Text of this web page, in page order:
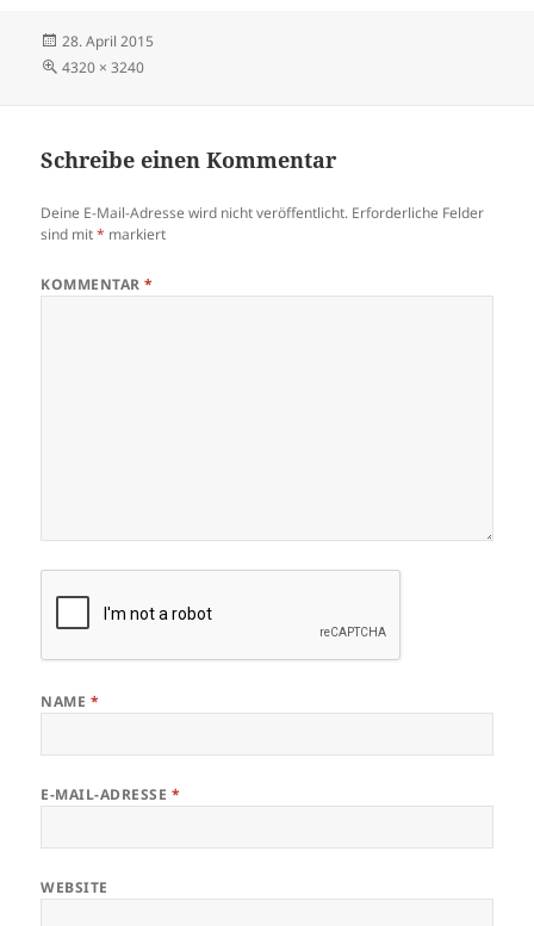
Veröffentlicht
am
28. April 2015
Volle
4320 × 3240
Schreibe einen Kommentar
Deine E-Mail-Adresse wird nicht veröffentlicht. Erforderliche Felder
sind mit* markiert
KOMMENTAR*
NAME *
E-MAIL-ADRESSE *
WEBSITE